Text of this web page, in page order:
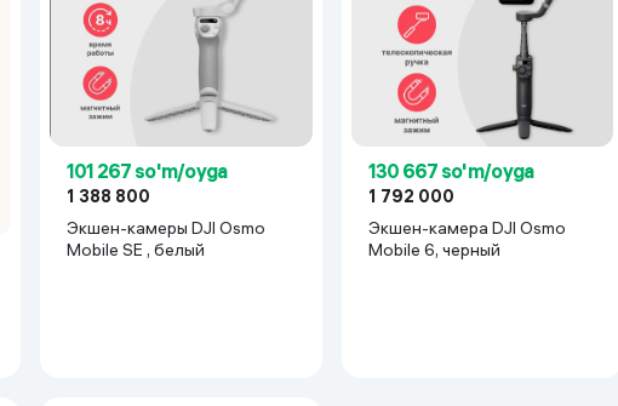
101 267 so'm/oyga
1 388 800
Экшен-камеры DJI Osmo
Mobile SE , белый
130 667 so'm/oyga
1 792 000
Экшен-камера DJI Osmo
Mobile 6, черный